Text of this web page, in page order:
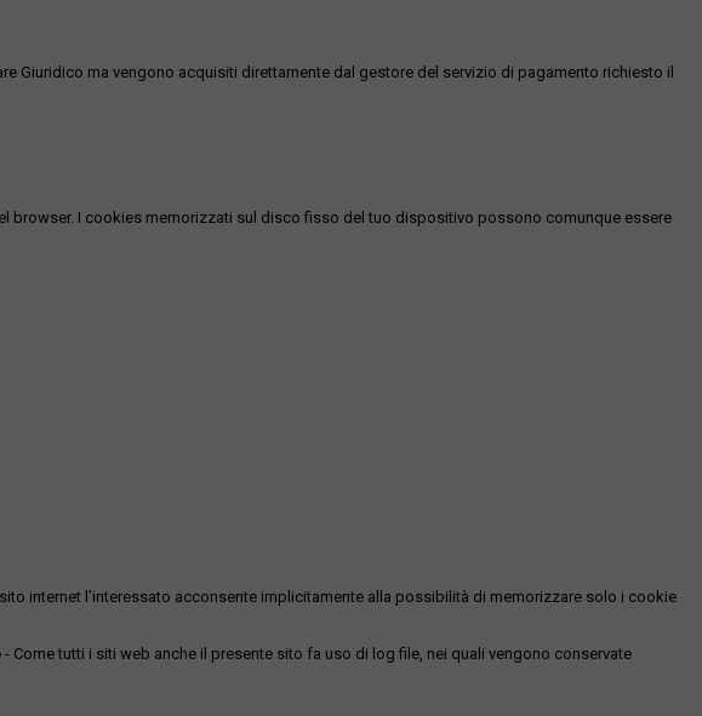
Giuridico ma vengono acquisiti direttamente dal gestore del servizio di pagamento richiesto il
browser. I cookies memorizzati sul disco fisso del tuo dispositivo possono comunque essere
internet l’interessato acconsente implicitamente alla possibilità di memorizzare solo i cookie
- Come tutti i siti web anche il presente sito fa uso di log file, nei quali vengono conservate